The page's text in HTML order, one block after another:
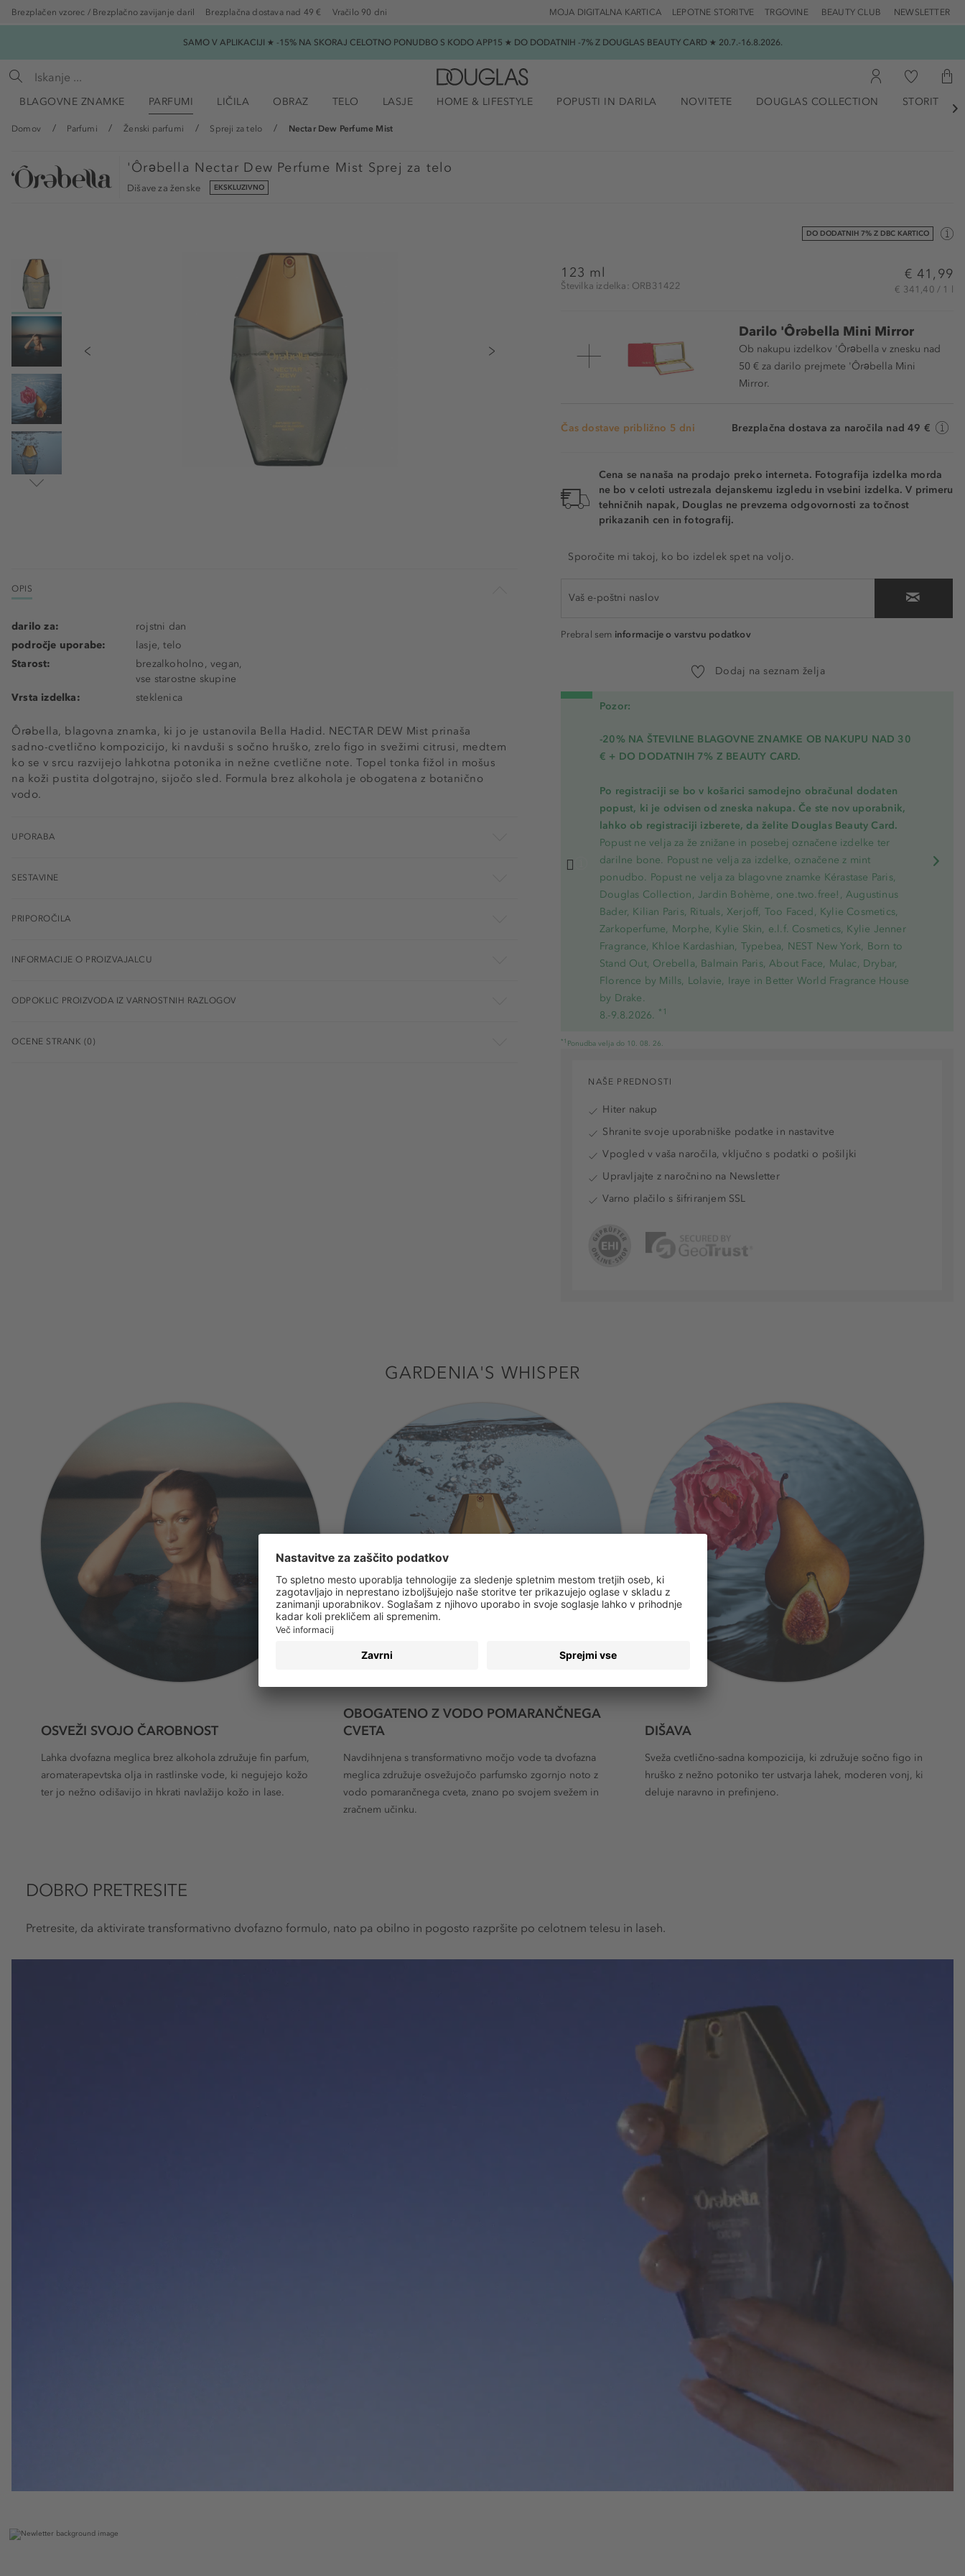
Brezplačen vzorec / Brezplačno zavijanje daril Brezplačna dostava nad 49 € Vračilo 90 dni TRGOVINE BEAUTY CLUB NEWSLETTER
LEPOTNE STORITVE
MOJA DIGITALNA KARTICA
SAMO V APLIKACIJI ★ -15% NA SKORAJ CELOTNO PONUDBO S KODO APP15 ★ DO DODATNIH -7% Z DOUGLAS BEAUTY CARD ★ 20.7.-16.8.2026.
BLAGOVNE ZNAMKE PARFUMI LIČILA OBRAZ TELO LASJE HOME & LIFESTYLE POPUSTI IN DARILA NOVITETE DOUGLAS COLLECTION STORITVE

Domov Parfumi Ženski parfumi Spreji za telo Nectar Dew Perfume Mist
'Ôrəbella Nectar Dew Perfume Mist Sprej za telo
Dišave za ženske EKSKLUZIVNO
DO DODATNIH 7% Z DBC KARTICO
123 ml
Številka izdelka: ORB31422
€ 41,99
€ 341,40 / 1 l
Darilo 'Ôrəbella Mini Mirror
Ob nakupu izdelkov 'Ôrəbella v znesku nad
50 € za darilo prejmete 'Ôrəbella Mini
Mirror.
Čas dostave približno 5 dni Brezplačna dostava za naročila nad 49 €
Cena se nanaša na prodajo preko interneta. Fotografija izdelka morda
ne bo v celoti ustrezala dejanskemu izgledu in vsebini izdelka. V primeru
tehničnih napak, Douglas ne prevzema odgovornosti za točnost
prikazanih cen in fotografij.
Sporočite mi takoj, ko bo izdelek spet na voljo.
Prebral sem informacije o varstvu podatkov
Dodaj na seznam želja
Pozor:
-20% NA ŠTEVILNE BLAGOVNE ZNAMKE OB NAKUPU NAD 30
€ + DO DODATNIH 7% Z BEAUTY CARD.
Po registraciji se bo v košarici samodejno obračunal dodaten
popust, ki je odvisen od zneska nakupa. Če ste nov uporabnik,
lahko ob registraciji izberete, da želite Douglas Beauty Card.
Popust ne velja za že znižane in posebej označene izdelke ter
darilne bone. Popust ne velja za izdelke, označene z mint
ponudbo. Popust ne velja za blagovne znamke Kérastase Paris,
Douglas Collection, Jardin Bohème, one.two.free!, Augustinus
Bader, Kilian Paris, Rituals, Xerjoff, Too Faced, Kylie Cosmetics,
Zarkoperfume, Morphe, Kylie Skin, e.l.f. Cosmetics, Kylie Jenner
Fragrance, Khloe Kardashian, Typebea, NEST New York, Born to
Stand Out, Orebella, Balmain Paris, About Face, Mulac, Drybar,
Florence by Mills, Lolavie, Iraye in Better World Fragrance House
by Drake.
8.-9.8.2026. *1
*1 Ponudba velja do 10. 08. 26.
OPIS
Ôrəbella, blagovna znamka, ki jo je ustanovila Bella Hadid. NECTAR DEW Mist prinaša
sadno-cvetlično kompozicijo, ki navduši s sočno hruško, zrelo figo in svežimi citrusi, medtem
ko se v srcu razvijejo lahkotna potonika in nežne cvetlične note. Topel tonka fižol in mošus
na koži pustita dolgotrajno, sijočo sled. Formula brez alkohola je obogatena z botanično
vodo.
darilo za:
rojstni dan
področje uporabe:
lasje, telo
Starost:
brezalkoholno, vegan,
vse starostne skupine
Vrsta izdelka:
steklenica
UPORABA
SESTAVINE
PRIPOROČILA
INFORMACIJE O PROIZVAJALCU
ODPOKLIC PROIZVODA IZ VARNOSTNIH RAZLOGOV
OCENE STRANK (0)
NAŠE PREDNOSTI
Hiter nakup
Shranite svoje uporabniške podatke in nastavitve
Vpogled v vaša naročila, vključno s podatki o pošiljki
Upravljajte z naročnino na Newsletter
Varno plačilo s šifriranjem SSL
GARDENIA'S WHISPER
OSVEŽI SVOJO ČAROBNOST
Lahka dvofazna meglica brez alkohola združuje fin parfum,
aromaterapevtska olja in rastlinske vode, ki negujejo kožo
ter jo nežno odišavijo in hkrati navlažijo kožo in lase.
OBOGATENO Z VODO POMARANČNEGA
CVETA
Navdihnjena s transformativno močjo vode ta dvofazna
meglica združuje osvežujočo parfumsko zgornjo noto z
vodo pomarančnega cveta, znano po svojem svežem in
zračnem učinku.
DIŠAVA
Sveža cvetlično-sadna kompozicija, ki združuje sočno figo in
hruško z nežno potoniko ter ustvarja lahek, moderen vonj, ki
deluje naravno in prefinjeno.
DOBRO PRETRESITE
Pretresite, da aktivirate transformativno dvofazno formulo, nato pa obilno in pogosto razpršite po celotnem telesu in laseh.